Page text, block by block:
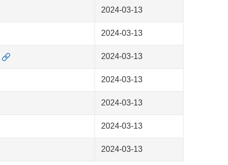
2024-03-13
2024-03-13
2024-03-13
2024-03-13
2024-03-13
2024-03-13
2024-03-13